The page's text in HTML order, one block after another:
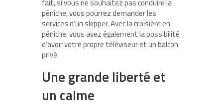
fait, si vous ne souhaitez pas conduire la
péniche, vous pourrez demander les
services d’un skipper. Avec la croisière en
péniche, vous avez également la possibilité
d’avoir votre propre téléviseur et un balcon
privé.
Une grande liberté et
un calme